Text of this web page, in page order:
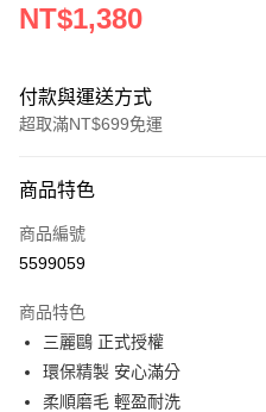
NT$1,380
付款與運送方式
超取滿NT$699免運
信用卡一次付款
超商取貨付款
Apple Pay
街口支付
商品特色
商品編號
5599059
商品特色
三麗鷗 正式授權
環保精製 安心滿分
柔順磨毛 輕盈耐洗